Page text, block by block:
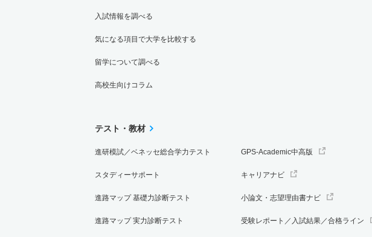
入試情報を調べる
気になる項目で大学を比較する
留学について調べる
高校生向けコラム
テスト・教材
進研模試／ベネッセ総合学力テスト
スタディーサポート
進路マップ 基礎力診断テスト
進路マップ 実力診断テスト
GPS-Academic中高版
キャリアナビ
小論文・志望理由書ナビ
受験レポート／入試結果／合格ライン